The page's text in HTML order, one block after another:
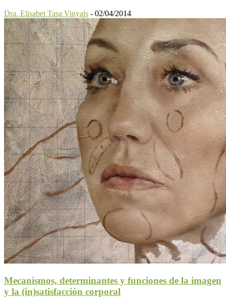
Dra. Elisabet Tasa Vinyals - 02/04/2014
Mecanismos, determinantes y funciones de la imagen
y la (in)satisfacción corporal